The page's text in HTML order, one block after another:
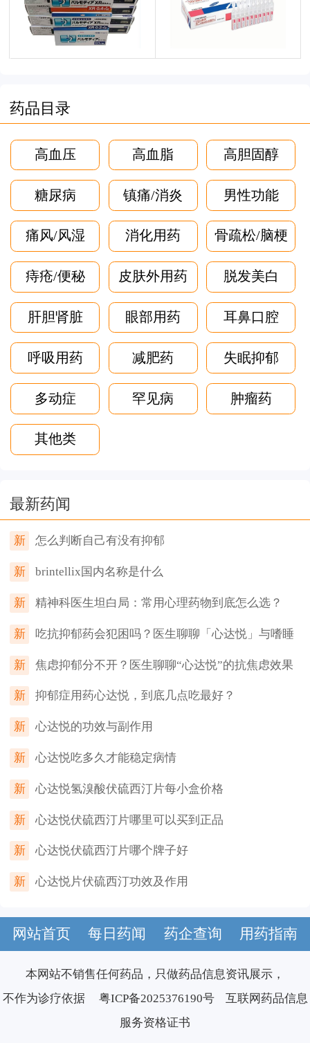
药品目录
高血压 高血脂 高胆固醇
糖尿病 镇痛/消炎 男性功能
痛风/风湿 消化用药 骨疏松/脑梗
痔疮/便秘 皮肤外用药 脱发美白
肝胆肾脏 眼部用药 耳鼻口腔
呼吸用药 减肥药 失眠抑郁
多动症 罕见病 肿瘤药
其他类
最新药闻
新 怎么判断自己有没有抑郁
新 brintellix国内名称是什么
新 精神科医生坦白局：常用心理药物到底怎么选？
新 吃抗抑郁药会犯困吗？医生聊聊「心达悦」与嗜睡
新 焦虑抑郁分不开？医生聊聊“心达悦”的抗焦虑效果
新 抑郁症用药心达悦，到底几点吃最好？
新 心达悦的功效与副作用
新 心达悦吃多久才能稳定病情
新 心达悦氢溴酸伏硫西汀片每小盒价格
新 心达悦伏硫西汀片哪里可以买到正品
新 心达悦伏硫西汀片哪个牌子好
新 心达悦片伏硫西汀功效及作用
网站首页 每日药闻 药企查询 用药指南
本网站不销售任何药品，只做药品信息资讯展示，
不作为诊疗依据 粤ICP备2025376190号
互联网药品信息
服务资格证书